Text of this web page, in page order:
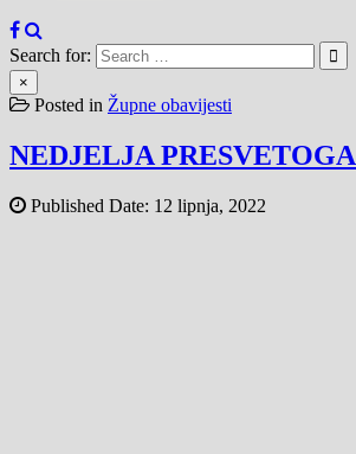
Search for:
×
Posted in Župne obavijesti
NEDJELJA
Published Date: 12 lipnja, 2022